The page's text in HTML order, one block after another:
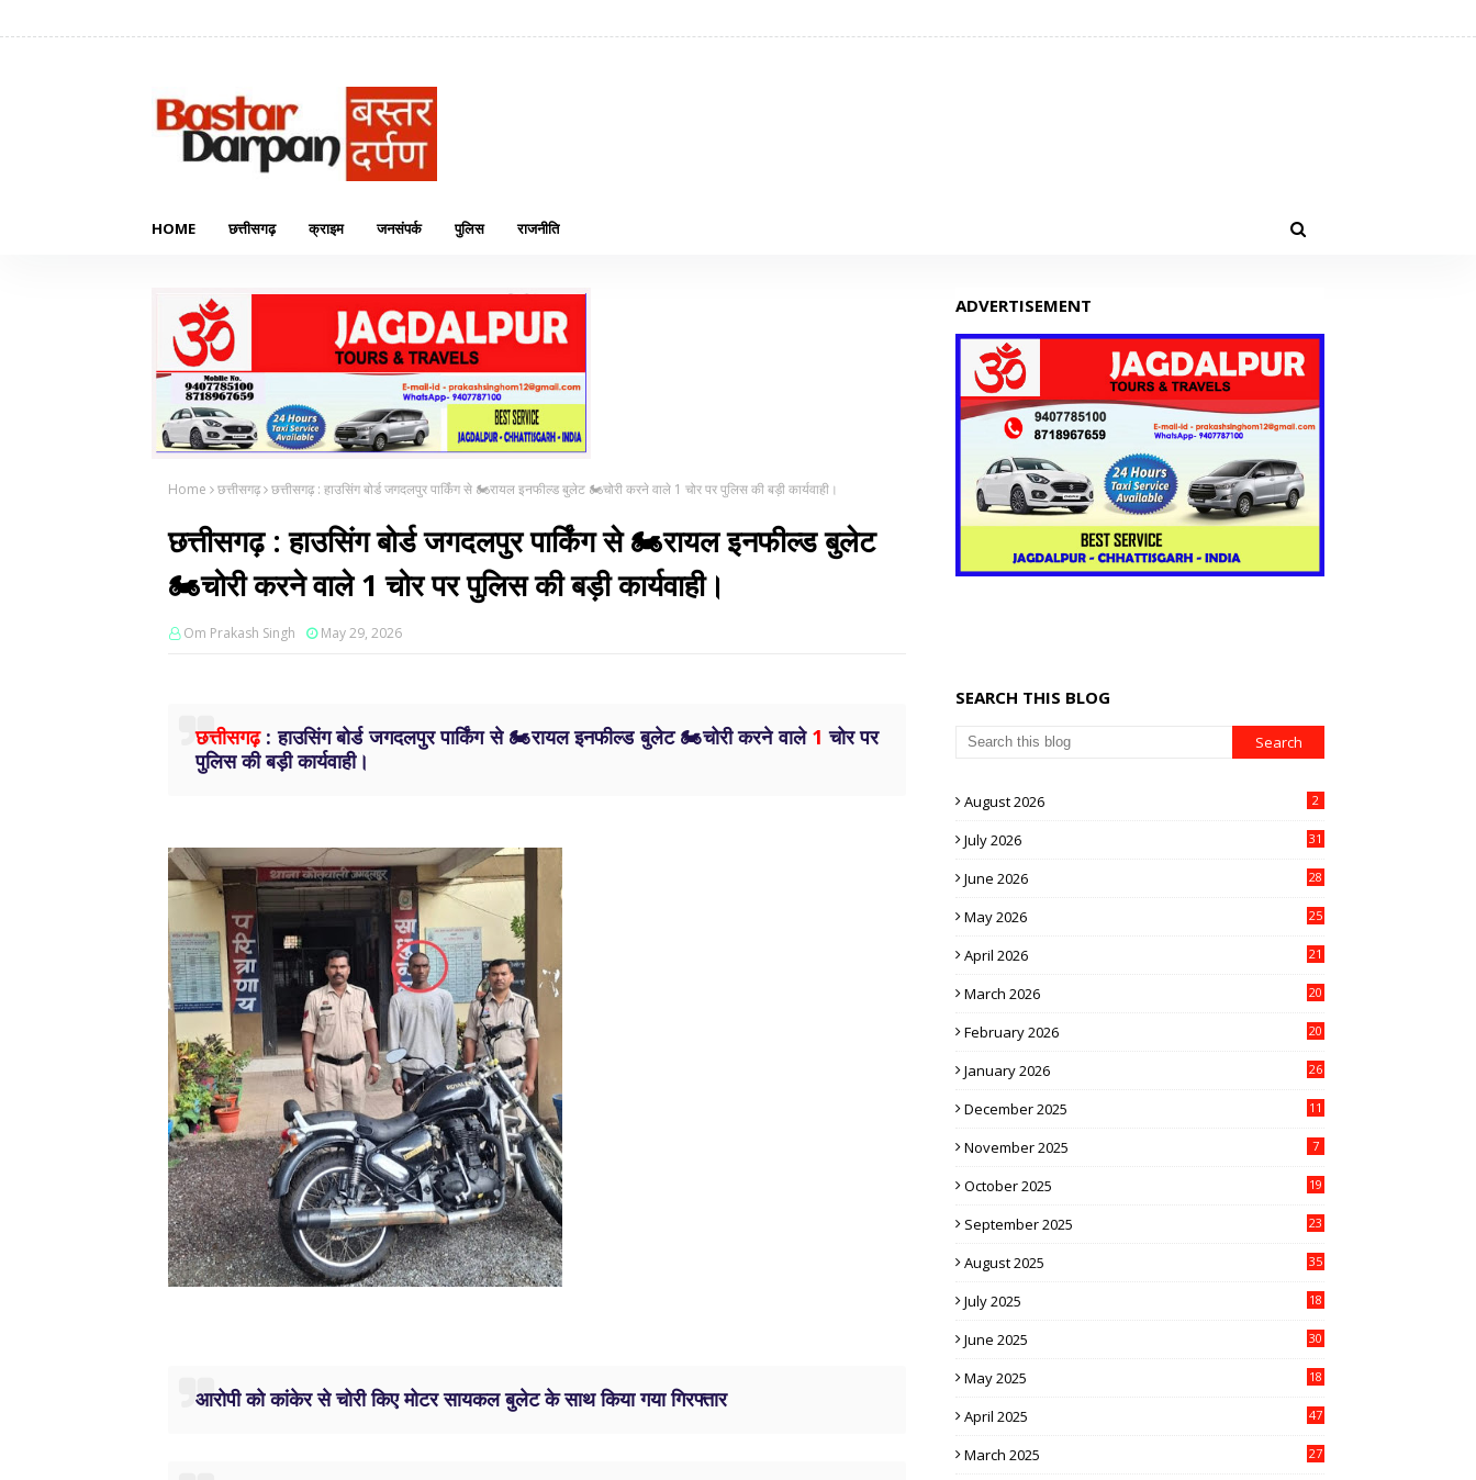
HOME छत्तीसगढ़ क्राइम जनसंपर्क पुलिस राजनीति
Home छत्तीसगढ़ छत्तीसगढ़ : हाउसिंग बोर्ड जगदलपुर पार्किंग से 🏍️रायल इनफील्ड बुलेट 🏍️चोरी करने वाले 1 चोर पर पुलिस की बड़ी कार्यवाही।
छत्तीसगढ़ : हाउसिंग बोर्ड जगदलपुर पार्किंग से 🏍️रायल इनफील्ड बुलेट
🏍️चोरी करने वाले 1 चोर पर पुलिस की बड़ी कार्यवाही।
Om Prakash Singh May 29, 2026
छत्तीसगढ़: हाउसिंग बोर्ड जगदलपुर पार्किंग से 🏍️रायल इनफील्ड बुलेट 🏍️चोरी करने वाले 1 चोर पर
पुलिस की बड़ी कार्यवाही।
आरोपी को कांकेर से चोरी किए मोटर सायकल बुलेट के साथ किया गया गिरफ्तार
ADVERTISEMENT
SEARCH THIS BLOG
August 2026 2
July 2026 31
June 2026 28
May 2026 25
April 2026 21
March 2026 20
February 2026 20
January 2026 26
December 2025 11
November 2025 7
October 2025 19
September 2025 23
August 2025 35
July 2025 18
June 2025 30
May 2025 18
April 2025 47
March 2025 27